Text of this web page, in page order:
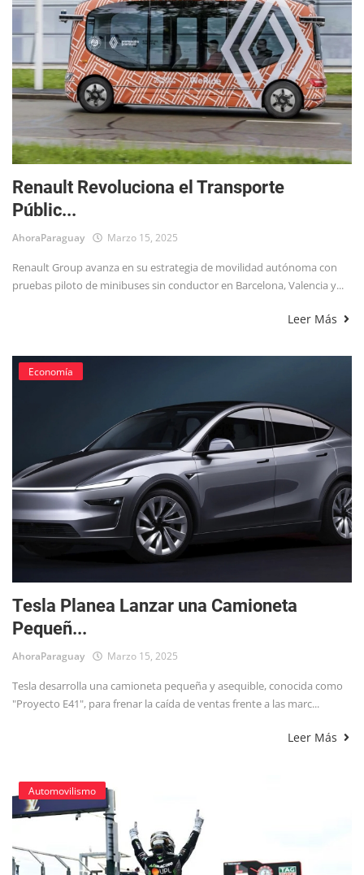
Renault Revoluciona el Transporte
Públic...
AhoraParaguay Marzo 15, 2025
Renault Group avanza en su estrategia de movilidad autónoma con
pruebas piloto de minibuses sin conductor en Barcelona, Valencia y...
Leer Más
Economía
Tesla Planea Lanzar una Camioneta
Pequeñ...
AhoraParaguay Marzo 15, 2025
Tesla desarrolla una camioneta pequeña y asequible, conocida como
"Proyecto E41", para frenar la caída de ventas frente a las marc...
Leer Más
Automovilismo